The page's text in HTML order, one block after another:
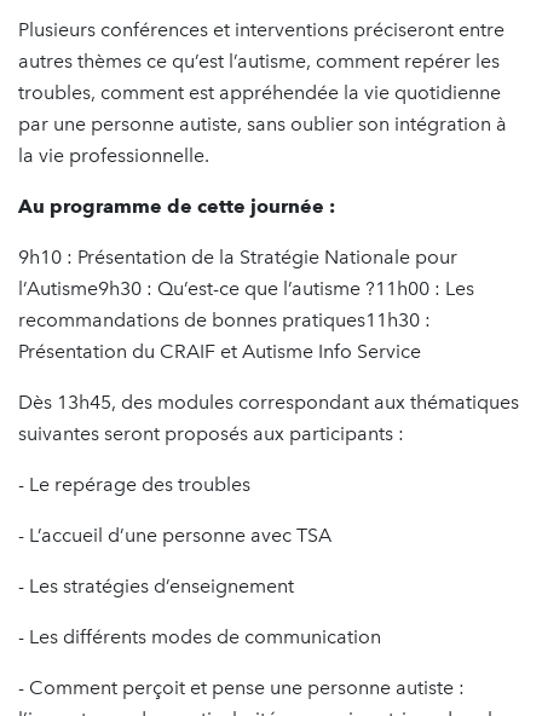
Plusieurs conférences et interventions préciseront entre
autres thèmes ce qu’est l’autisme, comment repérer les
troubles, comment est appréhendée la vie quotidienne
par une personne autiste, sans oublier son intégration à
la vie professionnelle.
Au programme de cette journée :
9h10 : Présentation de la Stratégie Nationale pour
l’Autisme9h30 : Qu’est-ce que l’autisme ?11h00 : Les
recommandations de bonnes pratiques11h30 :
Présentation du CRAIF et Autisme Info Service
Dès 13h45, des modules correspondant aux thématiques
suivantes seront proposés aux participants :
- Le repérage des troubles
- L’accueil d’une personne avec TSA
- Les stratégies d’enseignement
- Les différents modes de communication
- Comment perçoit et pense une personne autiste :